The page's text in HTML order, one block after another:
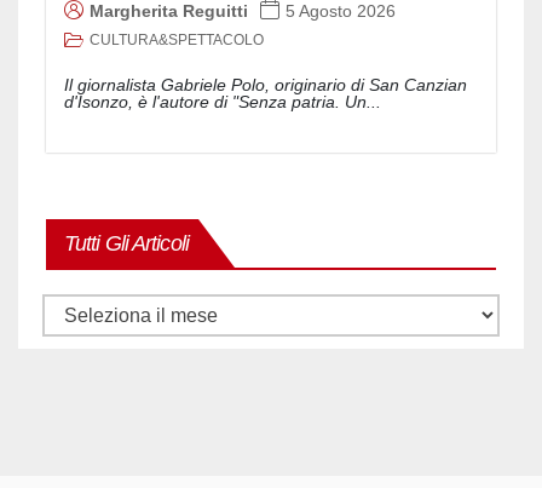
Margherita Reguitti 5 Agosto 2026
CULTURA&SPETTACOLO
Il giornalista Gabriele Polo, originario di San Canzian
d'Isonzo, è l'autore di "Senza patria. Un...
Tutti Gli Articoli
Tutti